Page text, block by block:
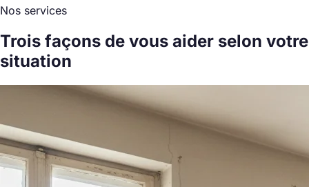
Nos services
Trois façons de vous aider selon votre
situation